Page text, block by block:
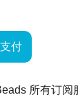
付
所有订阅